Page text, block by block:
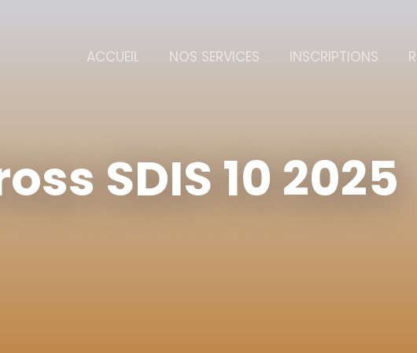
ACCUEIL NOS SERVICES INSCRIPTIONS
SDIS 10 2025